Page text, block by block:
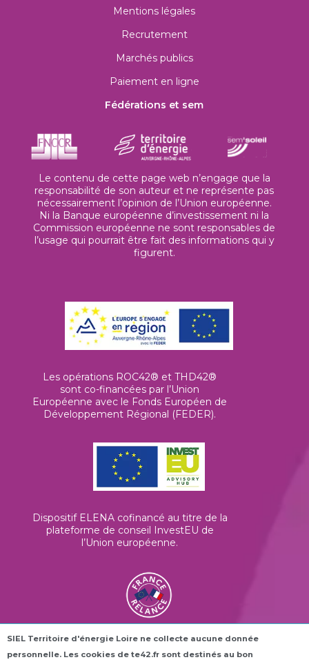
Mentions légales
Recrutement
Marchés publics
Paiement en ligne
Fédérations et sem
Le contenu de cette page web n’engage que la
responsabilité de son auteur et ne représente pas
nécessairement l’opinion de l’Union européenne.
Ni la Banque européenne d’investissement ni la
Commission européenne ne sont responsables de
l’usage qui pourrait être fait des informations qui y
figurent.
Les opérations ROC42® et THD42®
sont co-financées par l’Union
Européenne avec le Fonds Européen de
Développement Régional (FEDER).
Dispositif ELENA cofinancé au titre de la
plateforme de conseil InvestEU de
l’Union européenne.
Les horloges connectées ROC42® sont
financées dans le cadre du plan France
SIEL Territoire d'énergie Loire ne collecte aucune donnée
personnelle. Les cookies de te42.fr sont destinés au bon